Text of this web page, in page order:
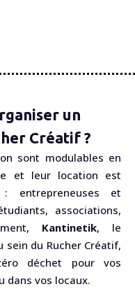
un
Créatif ?
sont modulables en
et leur location est
et
associations,
Kantinetik, le
du Rucher Créatif,
déchet pour vos
dans vos locaux.